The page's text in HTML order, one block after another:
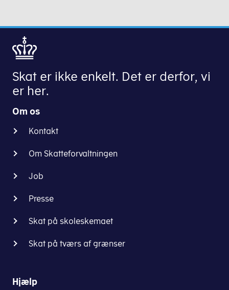
Skat er ikke enkelt. Det er derfor, vi
er her.
Om os
Kontakt
Om Skatteforvaltningen
Job
Presse
Skat på skoleskemaet
Skat på tværs af grænser
Hjælp